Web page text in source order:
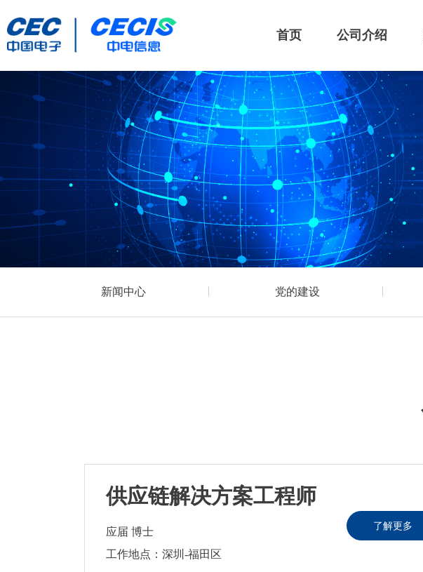
首页 公司介绍
新闻中心 党的建设
供应链解决方案工程师
应届 博士
工作地点：深圳-福田区
了解更多